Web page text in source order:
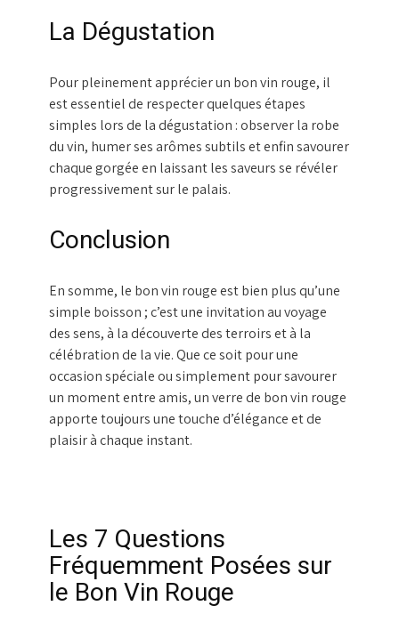
La Dégustation
Pour pleinement apprécier un bon vin rouge, il
est essentiel de respecter quelques étapes
simples lors de la dégustation : observer la robe
du vin, humer ses arômes subtils et enfin savourer
chaque gorgée en laissant les saveurs se révéler
progressivement sur le palais.
Conclusion
En somme, le bon vin rouge est bien plus qu’une
simple boisson ; c’est une invitation au voyage
des sens, à la découverte des terroirs et à la
célébration de la vie. Que ce soit pour une
occasion spéciale ou simplement pour savourer
un moment entre amis, un verre de bon vin rouge
apporte toujours une touche d’élégance et de
plaisir à chaque instant.
Les 7 Questions
Fréquemment Posées sur
le Bon Vin Rouge